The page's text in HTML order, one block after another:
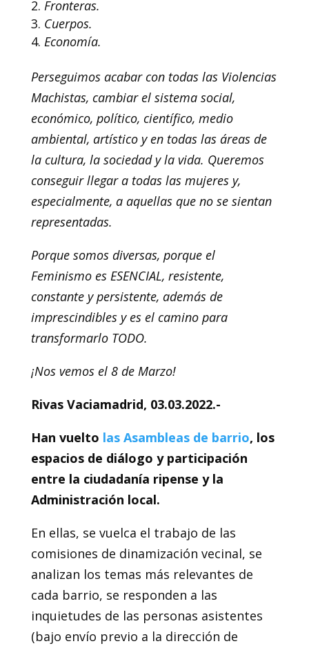
Fronteras.
Cuerpos.
Economía.
Perseguimos acabar con todas las Violencias
Machistas, cambiar el sistema social,
económico, político, científico, medio
ambiental, artístico y en todas las áreas de
la cultura, la sociedad y la vida. Queremos
conseguir llegar a todas las mujeres y,
especialmente, a aquellas que no se sientan
representadas.
Porque somos diversas, porque el
Feminismo es ESENCIAL, resistente,
constante y persistente, además de
imprescindibles y es el camino para
transformarlo TODO.
¡Nos vemos el 8 de Marzo!
Rivas Vaciamadrid, 03.03.2022.-
Han vuelto las Asambleas de barrio, los
espacios de diálogo y participación
entre la ciudadanía ripense y la
Administración local.
En ellas, se vuelca el trabajo de las
comisiones de dinamización vecinal, se
analizan los temas más relevantes de
cada barrio, se responden a las
inquietudes de las personas asistentes
(bajo envío previo a la dirección de